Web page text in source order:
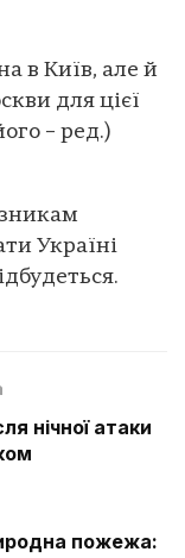
в Київ, але й
для цієї
– ред.)
Україні
нічної атаки
пожежа: